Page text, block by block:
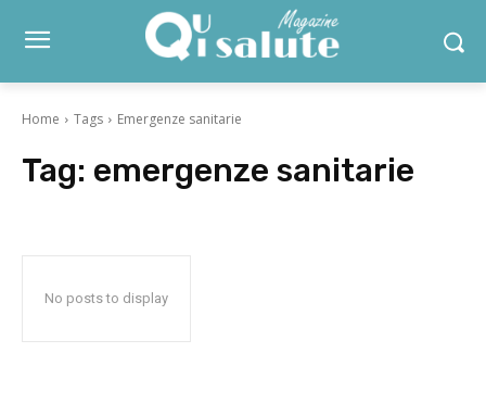
Home Tags Emergenze sanitarie
Tag: emergenze sanitarie
No posts to display